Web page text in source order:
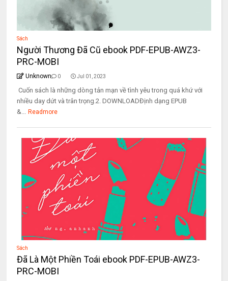
Sách
Người Thương Đã Cũ ebook PDF-EPUB-AWZ3-
PRC-MOBI
Unknown 0 Jul 01, 2023
Cuốn sách là những dòng tản mạn về tình yêu trong quá khứ với
nhiều day dứt và trân trọng.2. DOWNLOADĐịnh dạng EPUB
&... Readmore
Sách
Đã Là Một Phiền Toái ebook PDF-EPUB-AWZ3-
PRC-MOBI